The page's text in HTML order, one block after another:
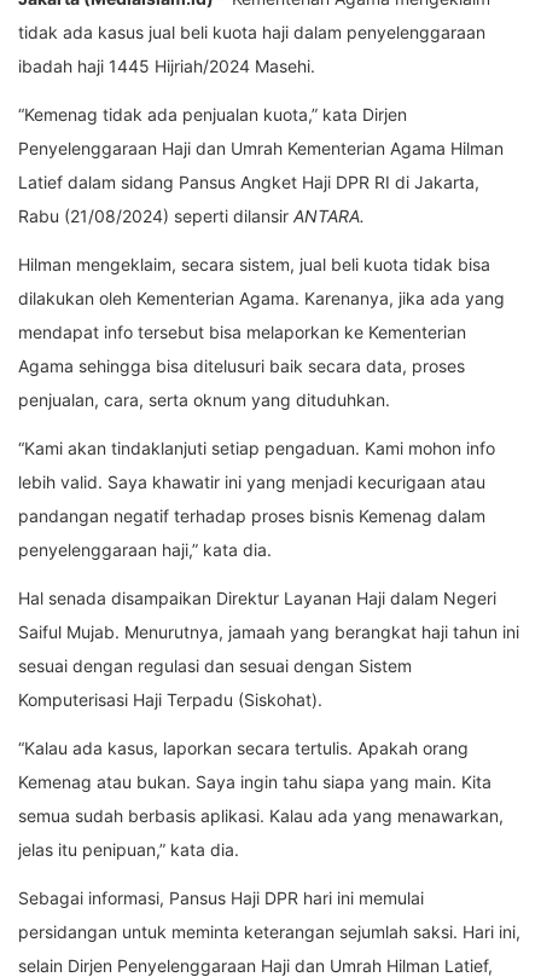
tidak ada kasus jual beli kuota haji dalam penyelenggaraan
ibadah haji 1445 Hijriah/2024 Masehi.
“Kemenag tidak ada penjualan kuota,” kata Dirjen
Penyelenggaraan Haji dan Umrah Kementerian Agama Hilman
Latief dalam sidang Pansus Angket Haji DPR RI di Jakarta,
Rabu (21/08/2024) seperti dilansir ANTARA.
Hilman mengeklaim, secara sistem, jual beli kuota tidak bisa
dilakukan oleh Kementerian Agama. Karenanya, jika ada yang
mendapat info tersebut bisa melaporkan ke Kementerian
Agama sehingga bisa ditelusuri baik secara data, proses
penjualan, cara, serta oknum yang dituduhkan.
“Kami akan tindaklanjuti setiap pengaduan. Kami mohon info
lebih valid. Saya khawatir ini yang menjadi kecurigaan atau
pandangan negatif terhadap proses bisnis Kemenag dalam
penyelenggaraan haji,” kata dia.
Hal senada disampaikan Direktur Layanan Haji dalam Negeri
Saiful Mujab. Menurutnya, jamaah yang berangkat haji tahun ini
sesuai dengan regulasi dan sesuai dengan Sistem
Komputerisasi Haji Terpadu (Siskohat).
“Kalau ada kasus, laporkan secara tertulis. Apakah orang
Kemenag atau bukan. Saya ingin tahu siapa yang main. Kita
semua sudah berbasis aplikasi. Kalau ada yang menawarkan,
jelas itu penipuan,” kata dia.
Sebagai informasi, Pansus Haji DPR hari ini memulai
persidangan untuk meminta keterangan sejumlah saksi. Hari ini,
selain Dirjen Penyelenggaraan Haji dan Umrah Hilman Latief,